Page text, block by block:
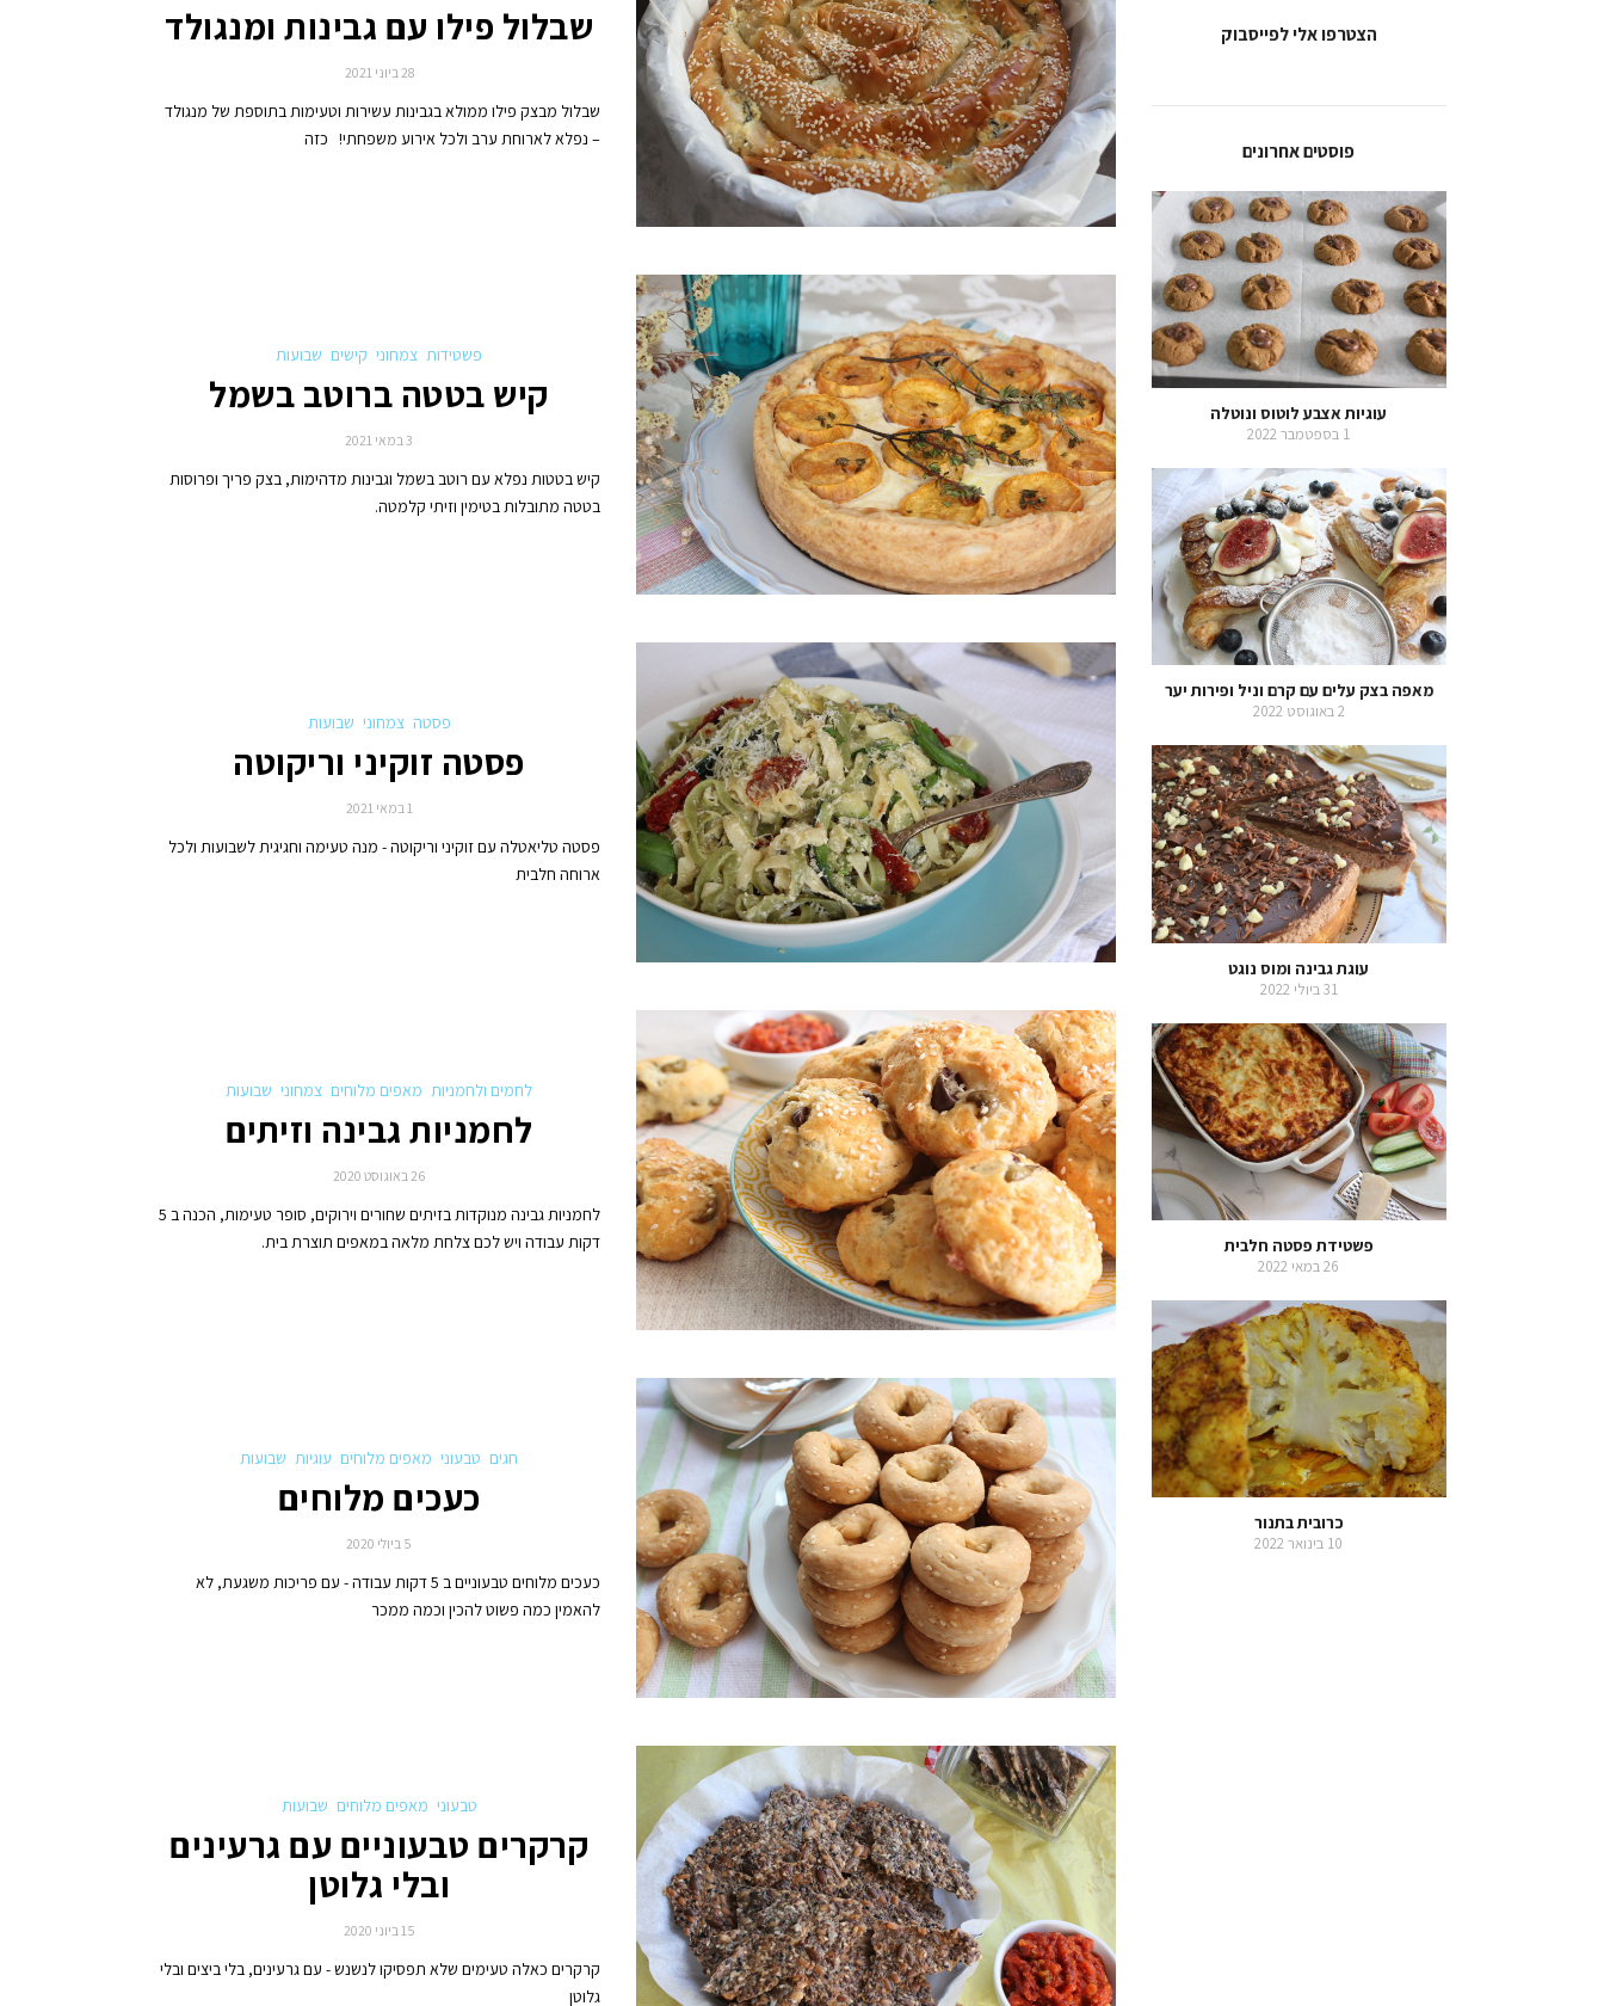
שבלול פילו עם גבינות ומנגולד
28 ביוני 2021
שבלול מבצק פילו ממולא בגבינות עשירות וטעימות בתוספת של מנגולד
– נפלא לארוחת ערב ולכל אירוע משפחתי! כזה
פשטידות צמחוני קישים שבועות
קיש בטטה ברוטב בשמל
3 במאי 2021
קיש בטטות נפלא עם רוטב בשמל וגבינות מדהימות, בצק פריך ופרוסות
בטטה מתובלות בטימין וזיתי קלמטה.
פסטה צמחוני שבועות
פסטה זוקיני וריקוטה
1 במאי 2021
פסטה טליאטלה עם זוקיני וריקוטה - מנה טעימה וחגיגית לשבועות ולכל
ארוחה חלבית
לחמים ולחמניות מאפים מלוחים צמחוני שבועות
לחמניות גבינה וזיתים
26 באוגוסט 2020
לחמניות גבינה מנוקדות בזיתים שחורים וירוקים, סופר טעימות, הכנה ב 5
דקות עבודה ויש לכם צלחת מלאה במאפים תוצרת בית.
חגים טבעוני מאפים מלוחים עוגיות שבועות
כעכים מלוחים
5 ביולי 2020
כעכים מלוחים טבעוניים ב 5 דקות עבודה - עם פריכות משגעת, לא
להאמין כמה פשוט להכין וכמה ממכר
טבעוני מאפים מלוחים שבועות
קרקרים טבעוניים עם גרעינים
ובלי גלוטן
15 ביוני 2020
קרקרים כאלה טעימים שלא תפסיקו לנשנש - עם גרעינים, בלי ביצים ובלי
גלוטן
הצטרפו אלי לפייסבוק
פוסטים אחרונים
עוגיות אצבע לוטוס ונוטלה
1 בספטמבר 2022
מאפה בצק עלים עם קרם וניל ופירות יער
2 באוגוסט 2022
עוגת גבינה ומוס נוגט
31 ביולי 2022
פשטידת פסטה חלבית
26 במאי 2022
כרובית בתנור
10 בינואר 2022